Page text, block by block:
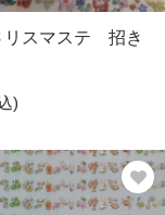
リスマステ 招き
)